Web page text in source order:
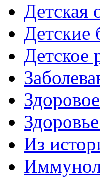
Детская
Детские
Детское
Из